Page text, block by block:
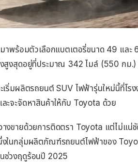
าพร้อมตัวเลือกแบตเตอรี่ขนาด 49 และ
งสูงสุดอยู่ที่ประมาณ 342 ไมล์ (550 กม.)
เริ่มผลิตรถยนต์ SUV ไฟฟ้ารุ่นใหม่นี้ที่โรง
ะจะจัดหาสินค้าให้กับ Toyota ด้วย
างขายด้วยการติดตรา Toyota แต่ไม่แน่
งในกลุ่มผลิตภัณฑ์รถยนต์ไฟฟ้าของ
ช่วงฤดูร้อนปี 2025